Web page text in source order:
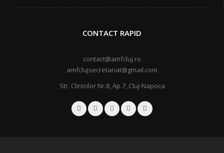
CONTACT RAPID
contact@amfcluj.ro
amfclujsecretariat@gmail.com
Str. Clinicilor Nr.8, Ap.7, Cluj-Napoca